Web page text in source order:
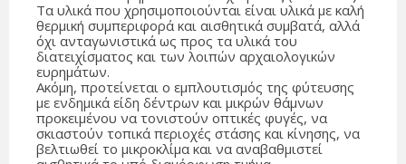
Τα υλικά που χρησιμοποιούνται είναι υλικά με καλή
θερμική συμπεριφορά και αισθητικά συμβατά, αλλά
όχι ανταγωνιστικά ως προς τα υλικά του
διατειχίσματος και των λοιπών αρχαιολογικών
ευρημάτων.
Ακόμη, προτείνεται ο εμπλουτισμός της φύτευσης
με ενδημικά είδη δέντρων και μικρών θάμνων
προκειμένου να τονιστούν οπτικές φυγές, να
σκιαστούν τοπικά περιοχές στάσης και κίνησης, να
βελτιωθεί το μικροκλίμα και να αναβαθμιστεί